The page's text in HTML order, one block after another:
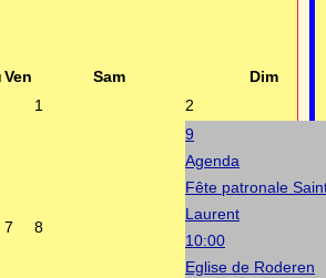
Ven Sam
Dim
1
2
7 8
9
Agenda
Fête patronale
Laurent
10:00
Eglise de Roderen